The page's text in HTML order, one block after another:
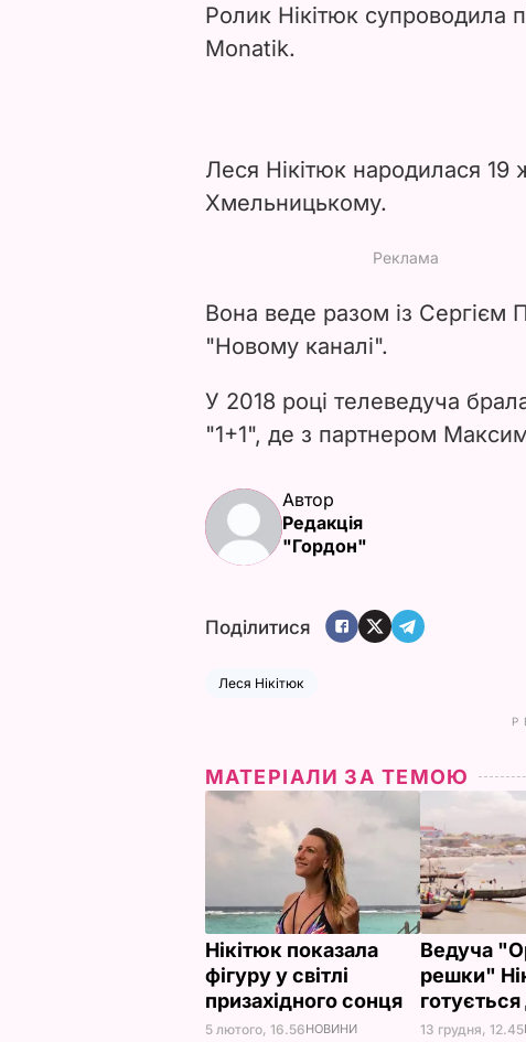
Ролик Нікітюк супроводила
Monatik.
Леся Нікітюк народилася 19
Хмельницькому.
Вона веде разом із
"Новому каналі".
У 2018 році телеведуча
"1+1", де з партнером
Автор
Редакція
"Гордон"
Поділитися
Леся Нікітюк
МАТЕРІАЛИ ЗА ТЕМОЮ
Нікітюк показала
фігуру у світлі
призахідного сонця
5 лютого, 16.56НОВИНИ
Ведуча
решки"
13 грудня, 12.45